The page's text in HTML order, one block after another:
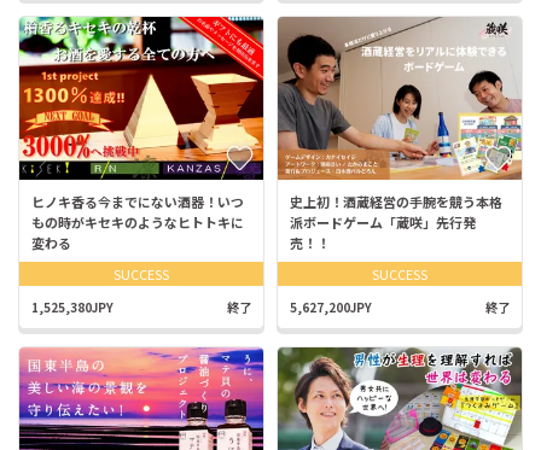
ヒノキ香る今までにない酒器！いつ
もの時がキセキのようなヒトトキに
変わる
SUCCESS
1,525,380JPY 終了
史上初！酒蔵経営の手腕を競う本格
派ボードゲーム「蔵咲」先行発
売！！
SUCCESS
5,627,200JPY 終了